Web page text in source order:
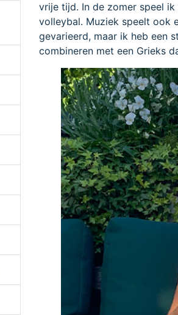
vrije tijd. In de zomer speel
volleybal. Muziek speelt ook
gevarieerd, maar ik heb een
combineren met een Grieks